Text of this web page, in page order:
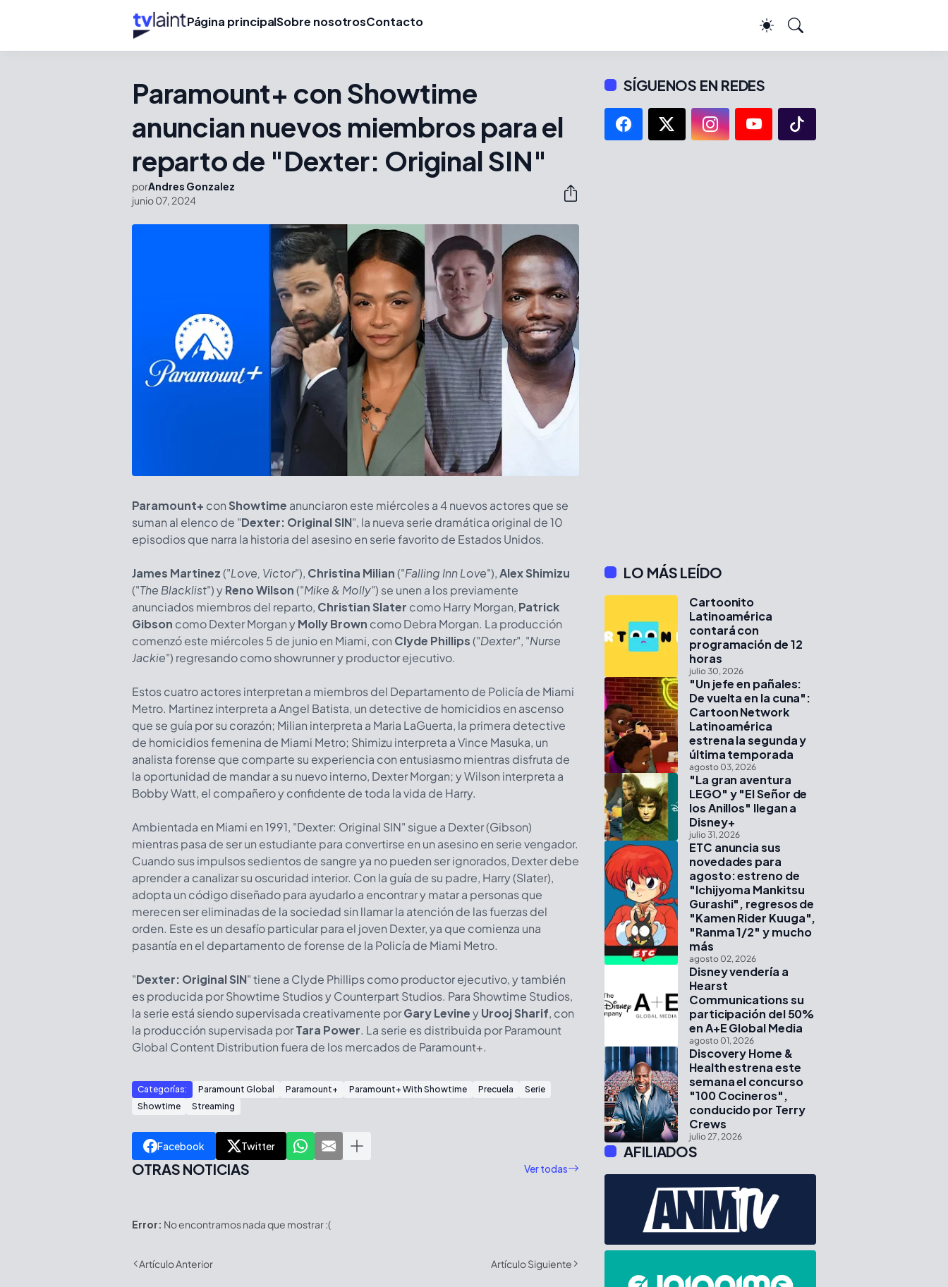
Página principalSobre nosotrosContacto
Paramount+ con Showtime
anuncian nuevos miembros para el
reparto de "Dexter: Original SIN"
porAndres Gonzalez
junio 07, 2024
Paramount+ con Showtime anunciaron este miércoles a 4 nuevos actores que se
suman al elenco de "Dexter: Original SIN", la nueva serie dramática original de 10
episodios que narra la historia del asesino en serie favorito de Estados Unidos.
James Martinez("Love, Victor"), Christina Milian("Falling Inn Love"),Alex Shimizu
("The Blacklist") yReno Wilson("Mike & Molly") se unen a los previamente
anunciados miembros del reparto, Christian Slater como Harry Morgan, Patrick
Gibson como Dexter Morgan yMolly Brown como Debra Morgan. La producción
comenzó este miércoles 5 de junio en Miami, con Clyde Phillips("Dexter", "Nurse
Jackie") regresando como showrunner y productor ejecutivo.
Estos cuatro actores interpretan a miembros del Departamento de Policía de Miami
Metro. Martinez interpreta a Angel Batista, un detective de homicidios en ascenso
que se guía por su corazón; Milian interpreta a Maria LaGuerta, la primera detective
de homicidios femenina de Miami Metro; Shimizu interpreta a Vince Masuka, un
analista forense que comparte su experiencia con entusiasmo mientras disfruta de
la oportunidad de mandar a su nuevo interno, Dexter Morgan; y Wilson interpreta a
Bobby Watt, el compañero y confidente de toda la vida de Harry.
Ambientada en Miami en 1991, "Dexter: Original SIN" sigue a Dexter (Gibson)
mientras pasa de ser un estudiante para convertirse en un asesino en serie vengador.
Cuando sus impulsos sedientos de sangre ya no pueden ser ignorados, Dexter debe
aprender a canalizar su oscuridad interior. Con la guía de su padre, Harry (Slater),
adopta un código diseñado para ayudarlo a encontrar y matar a personas que
merecen ser eliminadas de la sociedad sin llamar la atención de las fuerzas del
orden. Este es un desafío particular para el joven Dexter, ya que comienza una
pasantía en el departamento de forense de la Policía de Miami Metro.
"Dexter: Original SIN" tiene a Clyde Phillips como productor ejecutivo, y también
es producida por Showtime Studios y Counterpart Studios. Para Showtime Studios,
la serie está siendo supervisada creativamente porGary LevineyUrooj Sharif, con
la producción supervisada porTara Power. La serie es distribuida por Paramount
Global Content Distribution fuera de los mercados de Paramount+.
Categorías: Paramount Global Paramount+ Paramount+ With Showtime Precuela
Serie
Showtime
Streaming
Facebook Twitter
OTRAS NOTICIAS Ver todas
Error: No encontramos nada que mostrar :(
Artículo Anterior Artículo Siguiente
SÍGUENOS EN REDES
LO MÁS LEÍDO
Cartoonito
Latinoamérica
contará con
programación de 12
horas
julio 30, 2026
"Un jefe en pañales:
De vuelta en la cuna":
Cartoon Network
Latinoamérica
estrena la segunda y
última temporada
agosto 03, 2026
"La gran aventura
LEGO" y "El Señor de
los Anillos" llegan a
Disney+
julio 31, 2026
ETC anuncia sus
novedades para
agosto: estreno de
"Ichijyoma Mankitsu
Gurashi", regresos de
"Kamen Rider Kuuga",
"Ranma 1/2" y mucho
más
agosto 02, 2026
Disney vendería a
Hearst
Communications su
participación del 50%
en A+E Global Media
agosto 01, 2026
Discovery Home &
Health estrena este
semana el concurso
"100 Cocineros",
conducido por Terry
Crews
julio 27, 2026
AFILIADOS